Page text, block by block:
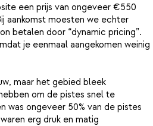
een prijs van ongeveer €550
aankomst moesten we echter
betalen door “dynamic pricing”.
je eenmaal aangekomen weinig
maar het gebied bleek
om de pistes snel te
was ongeveer 50% van de pistes
erg druk en matig